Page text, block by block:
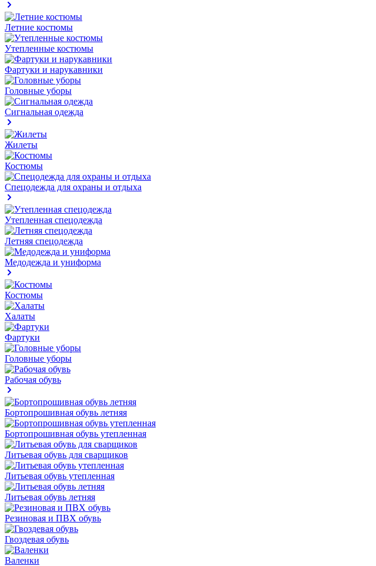
Летние костюмы
Утепленные костюмы
Фартуки и нарукавники
Головные уборы
Сигнальная одежда
Жилеты
Костюмы
Спецодежда для охраны и отдыха
Утепленная спецодежда
Летняя спецодежда
Медодежда и униформа
Костюмы
Халаты
Фартуки
Головные уборы
Рабочая обувь
Бортопрошивная обувь летняя
Бортопрошивная обувь утепленная
Литьевая обувь для сварщиков
Литьевая обувь утепленная
Литьевая обувь летняя
Резиновая и ПВХ обувь
Гвоздевая обувь
Валенки